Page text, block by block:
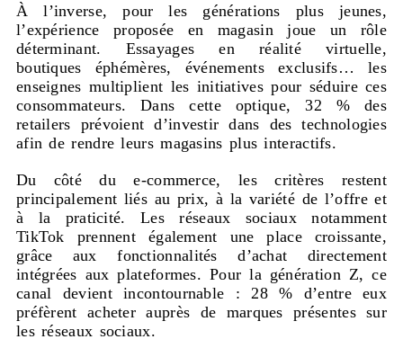
À l’inverse, pour les générations plus jeunes,
l’expérience proposée en magasin joue un rôle
déterminant. Essayages en réalité virtuelle,
boutiques éphémères, événements exclusifs… les
enseignes multiplient les initiatives pour séduire ces
consommateurs. Dans cette optique, 32 % des
retailers prévoient d’investir dans des technologies
afin de rendre leurs magasins plus interactifs.
Du côté du e-commerce, les critères restent
principalement liés au prix, à la variété de l’offre et
à la praticité. Les réseaux sociaux notamment
TikTok prennent également une place croissante,
grâce aux fonctionnalités d’achat directement
intégrées aux plateformes. Pour la génération Z, ce
canal devient incontournable : 28 % d’entre eux
préfèrent acheter auprès de marques présentes sur
les réseaux sociaux.